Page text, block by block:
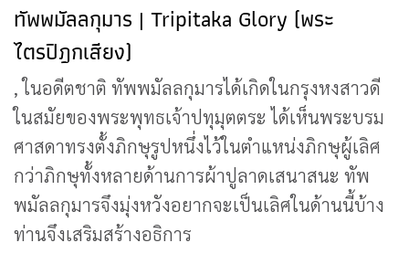
ทัพพมัลลกุมาร | Tripitaka Glory (พระ
ไตรปิฎกเสียง)
, ในอดีตชาติ ทัพพมัลลกุมารได้เกิดในกรุงหงสาวดี
ในสมัยของพระพุทธเจ้าปทุมุตตระ ได้เห็นพระบรม
ศาสดาทรงตั้งภิกษุรูปหนึ่งไว้ในตำแหน่งภิกษุผู้เลิศ
กว่าภิกษุทั้งหลายด้านการผ้าปูลาดเสนาสนะ ทัพ
พมัลลกุมารจึงมุ่งหวังอยากจะเป็นเลิศในด้านนี้บ้าง
ท่านจึงเสริมสร้างอธิการ